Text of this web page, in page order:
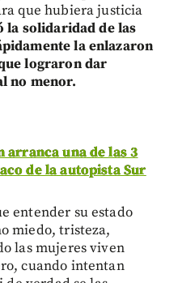
que hubiera justicia
la solidaridad de las
la enlazaron
lograron dar
no menor.
una de las 3
de la autopista Sur
entender su estado
miedo, tristeza,
las mujeres viven
cuando intentan